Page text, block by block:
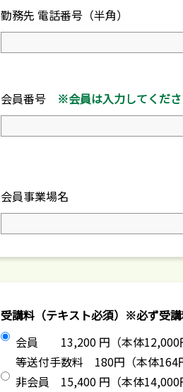
勤務先 電話番号（半角）
会員番号
※会員は入力してくだ
会員事業場名
受講料（テキスト必須）※必ず受講
会員 13,200 円（本体12,000
等送付手数料 180円（本体
非会員 15,400 円（本体14,000